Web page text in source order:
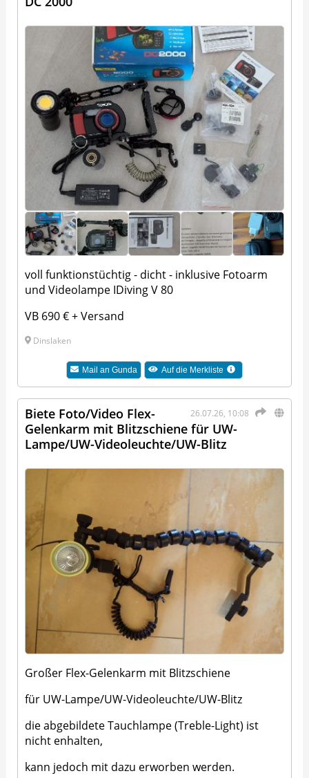
voll funktionstüchtig - dicht - inklusive Fotoarm
und Videolampe IDiving V 80
VB 690 € + Versand
Dinslaken
Mail an Gunda Auf die Merkliste
26.07.26, 10:08
Biete Foto/Video Flex-
Gelenkarm mit Blitzschiene für UW-
Lampe/UW-Videoleuchte/UW-Blitz
Großer Flex-Gelenkarm mit Blitzschiene
für UW-Lampe/UW-Videoleuchte/UW-Blitz
die abgebildete Tauchlampe (Treble-Light) ist
nicht enhalten,
kann jedoch mit dazu erworben werden.